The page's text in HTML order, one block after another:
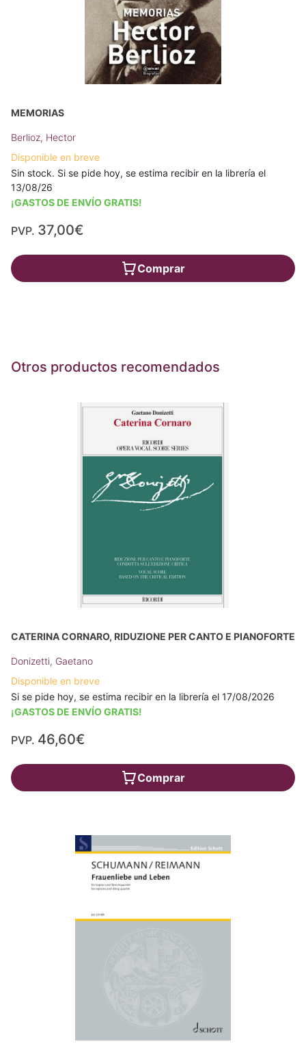
MEMORIAS
Berlioz, Hector
Disponible en breve
Sin stock. Si se pide hoy, se estima recibir en la librería el
13/08/26
¡GASTOS DE ENVÍO GRATIS!
PVP. 37,00€
Comprar
Otros productos recomendados
CATERINA CORNARO, RIDUZIONE PER CANTO E PIANOFORTE
Donizetti, Gaetano
Disponible en breve
Si se pide hoy, se estima recibir en la librería el 17/08/2026
¡GASTOS DE ENVÍO GRATIS!
PVP. 46,60€
Comprar